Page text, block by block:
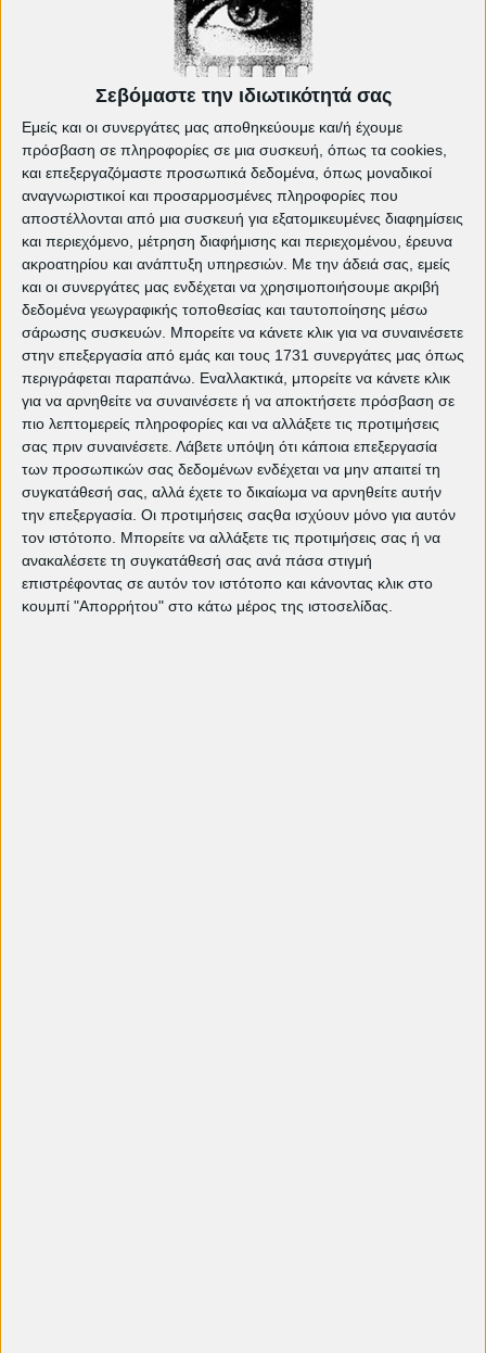
Σεβόμαστε την ιδιωτικότητά σας
Εμείς και οι συνεργάτες μας αποθηκεύουμε και/ή έχουμε
πρόσβαση σε πληροφορίες σε μια συσκευή, όπως τα cookies,
και επεξεργαζόμαστε προσωπικά δεδομένα, όπως μοναδικοί
αναγνωριστικοί και προσαρμοσμένες πληροφορίες που
αποστέλλονται από μια συσκευή για εξατομικευμένες διαφημίσεις
και περιεχόμενο, μέτρηση διαφήμισης και περιεχομένου, έρευνα
ακροατηρίου και ανάπτυξη υπηρεσιών. Με την άδειά σας, εμείς
και οι συνεργάτες μας ενδέχεται να χρησιμοποιήσουμε ακριβή
δεδομένα γεωγραφικής τοποθεσίας και ταυτοποίησης μέσω
σάρωσης συσκευών. Μπορείτε να κάνετε κλικ για να συναινέσετε
στην επεξεργασία από εμάς και τους 1731 συνεργάτες μας όπως
περιγράφεται παραπάνω. Εναλλακτικά, μπορείτε να κάνετε κλικ
για να αρνηθείτε να συναινέσετε ή να αποκτήσετε πρόσβαση σε
πιο λεπτομερείς πληροφορίες και να αλλάξετε τις προτιμήσεις
σας πριν συναινέσετε. Λάβετε υπόψη ότι κάποια επεξεργασία
των προσωπικών σας δεδομένων ενδέχεται να μην απαιτεί τη
συγκατάθεσή σας, αλλά έχετε το δικαίωμα να αρνηθείτε αυτήν
την επεξεργασία. Οι προτιμήσεις σαςθα ισχύουν μόνο για αυτόν
τον ιστότοπο. Μπορείτε να αλλάξετε τις προτιμήσεις σας ή να
ανακαλέσετε τη συγκατάθεσή σας ανά πάσα στιγμή
επιστρέφοντας σε αυτόν τον ιστότοπο και κάνοντας κλικ στο
κουμπί "Απορρήτου" στο κάτω μέρος της ιστοσελίδας.
Η πολιτική της πολυεθνικής γνωστή. Να σπείρει
το «διαίρει και βασίλευε» στους εργαζόμενους.
Το σύστημα φοβάται τη δύναμη των δούλων
του. Μόνο που οι ίδιοι δεν το καταλαβαίνουν.
«Μη νομίζετε ότι τα αφεντικά μας δεν τρώγονται
σαν εμάς…» αναφέρει προς το τέλος της ταινίας
ο Λοράν. «Η διαφορά μας είναι ότι όταν
αποκτούν ένα στόχο που δεν είναι άλλος από
την αύξηση των κερδών τους φυσικά, γίνονται
μια γροθιά. Ενώ εμείς δρούμε διασπαστικά .
Γιατί δεν μπορούμε να βρούμε τον κοινό μας
στόχο». Και έχει απόλυτο δίκιο.
Όταν η διάσπαση επέρχεται και όλα
αποτυγχάνουν , ο Λοράν αναλαμβάνει να
πληρώσει το τίμημα της επιλογής του…
Μια εξαιρετική ταινία βαθύτατα υπαρξιακή,